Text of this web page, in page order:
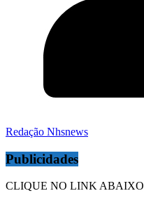
Redação Nhsnews
Publicidades
CLIQUE NO LINK ABAIXO